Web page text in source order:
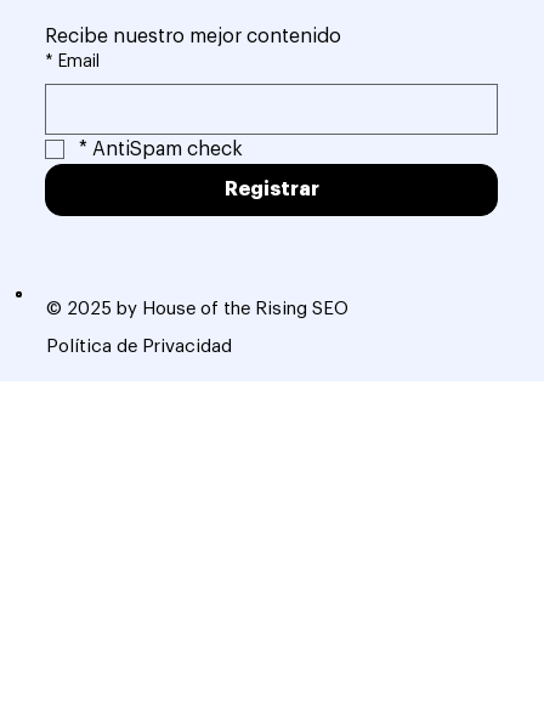
© 2025 by House of the Rising SEO
Política de Privacidad
Recibe nuestro mejor contenido
* Email
* AntiSpam check
Registrar